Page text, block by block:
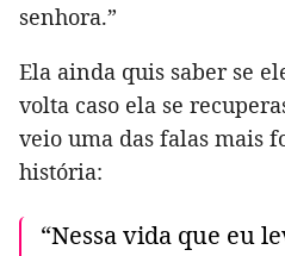
senhora.”
Ela ainda quis saber se
volta caso ela se
veio uma das falas mais
história:
“Nessa vida que eu